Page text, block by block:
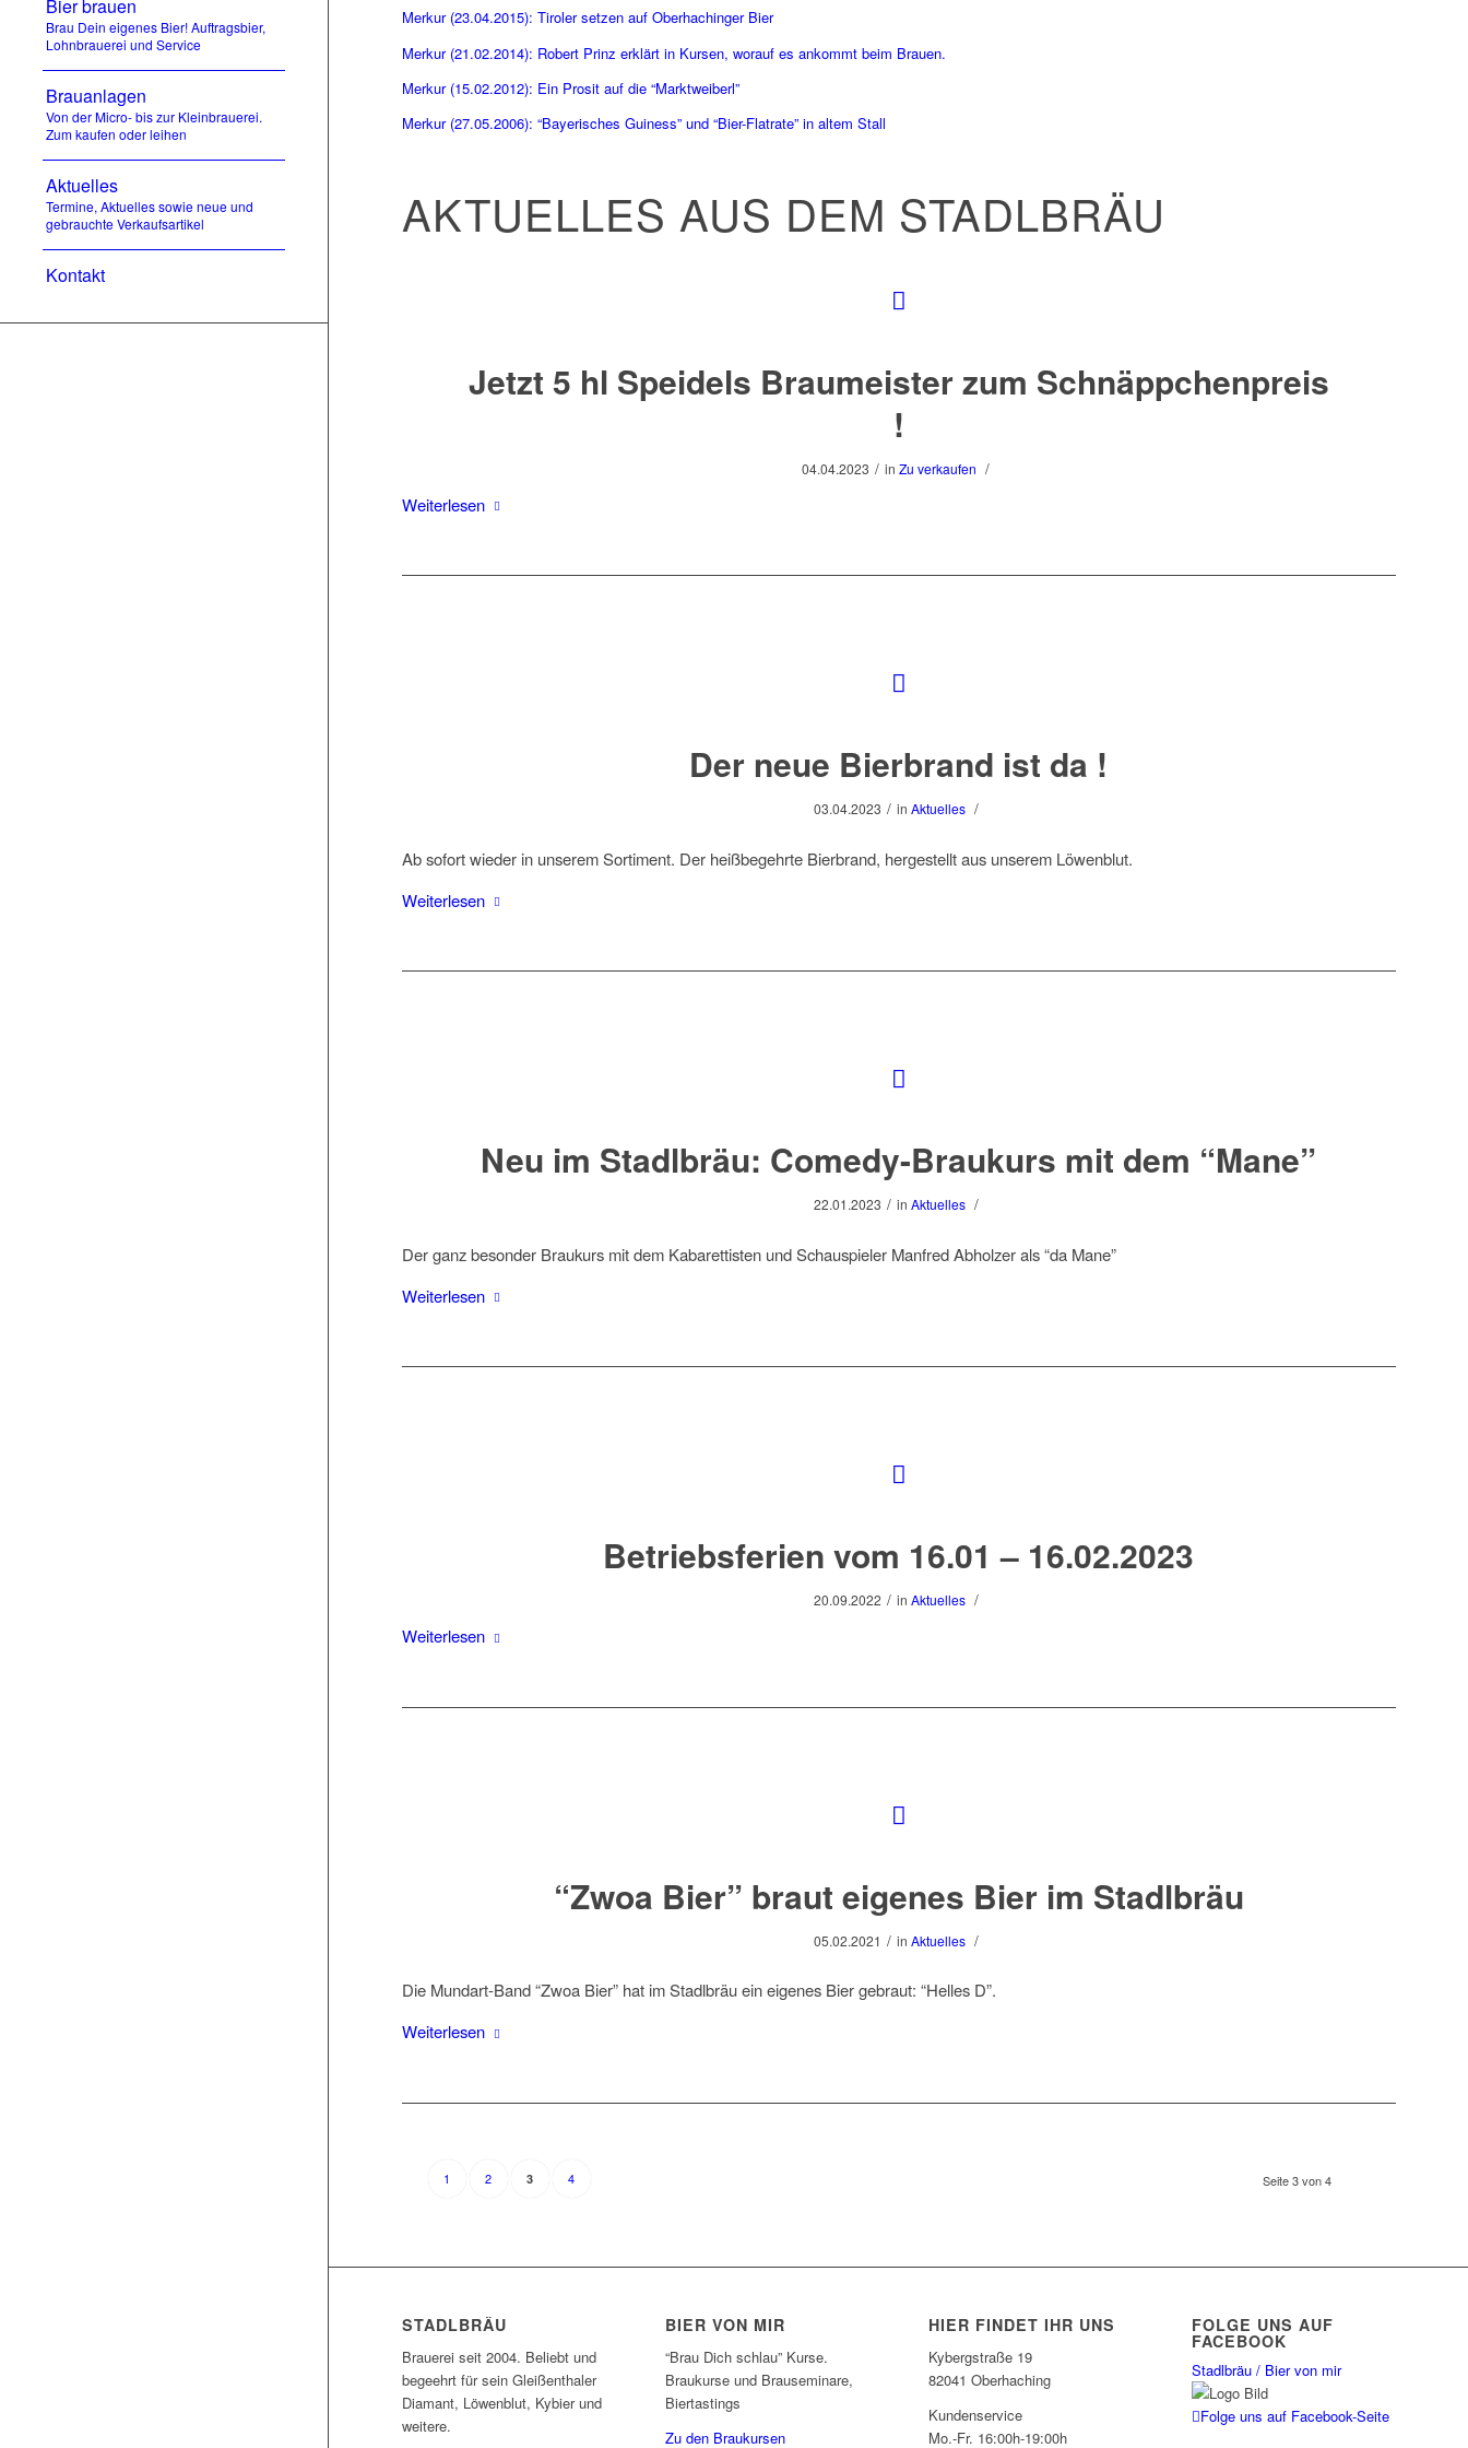
Bier brauen
Brau Dein eigenes Bier! Auftragsbier,
Lohnbrauerei und Service
Brauanlagen
Von der Micro- bis zur Kleinbrauerei.
Zum kaufen oder leihen
Aktuelles
Termine, Aktuelles sowie neue und
gebrauchte Verkaufsartikel
Kontakt
Merkur (23.04.2015): Tiroler setzen auf Oberhachinger Bier
Merkur (21.02.2014): Robert Prinz erklärt in Kursen, worauf es ankommt beim Brauen.
Merkur (15.02.2012): Ein Prosit auf die “Marktweiberl”
Merkur (27.05.2006): “Bayerisches Guiness” und “Bier-Flatrate” in altem Stall
AKTUELLES AUS DEM STADLBRÄU
Jetzt 5 hl Speidels Braumeister zum Schnäppchenpreis
!
04.04.2023 / in Zu verkaufen /
Weiterlesen
Der neue Bierbrand ist da !
03.04.2023 / in Aktuelles /
Ab sofort wieder in unserem Sortiment. Der heißbegehrte Bierbrand, hergestellt aus unserem Löwenblut.
Weiterlesen
Neu im Stadlbräu: Comedy-Braukurs mit dem “Mane”
22.01.2023 / in Aktuelles /
Der ganz besonder Braukurs mit dem Kabarettisten und Schauspieler Manfred Abholzer als “da Mane”
Weiterlesen
Betriebsferien vom 16.01 – 16.02.2023
20.09.2022 / in Aktuelles /
Weiterlesen
“Zwoa Bier” braut eigenes Bier im Stadlbräu
05.02.2021 / in Aktuelles /
Die Mundart-Band “Zwoa Bier” hat im Stadlbräu ein eigenes Bier gebraut: “Helles D”.
Weiterlesen
Seite 3 von 4
1 2 3 4
STADLBRÄU
Brauerei seit 2004. Beliebt und
begeehrt für sein Gleißenthaler
Diamant, Löwenblut, Kybier und
weitere.
BIER VON MIR
“Brau Dich schlau” Kurse.
Braukurse und Brauseminare,
Biertastings
Zu den Braukursen
HIER FINDET IHR UNS
Kybergstraße 19
82041 Oberhaching
Kundenservice
Mo.-Fr. 16:00h-19:00h
FOLGE UNS AUF
FACEBOOK
Stadlbräu / Bier von mir
Folge uns auf Facebook-Seite